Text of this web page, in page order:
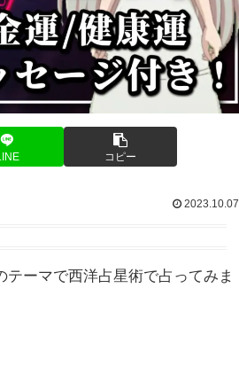
コピー
2023.10.07
ーマで西洋占星術で占ってみま